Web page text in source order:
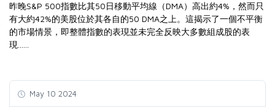
昨晚S&P 500指數比其50日移動平均線（DMA）高出約4%，然而只
有大約42%的美股位於其各自的50 DMA之上。這揭示了一個不平衡
的市場情景，即整體指數的表現並未完全反映大多數組成股的表
現......
May 10 2024